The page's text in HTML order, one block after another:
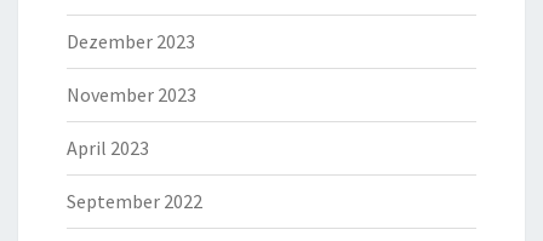
Dezember 2023
November 2023
April 2023
September 2022